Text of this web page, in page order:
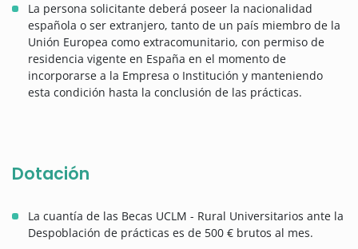
La persona solicitante deberá poseer la nacionalidad
española o ser extranjero, tanto de un país miembro de la
Unión Europea como extracomunitario, con permiso de
residencia vigente en España en el momento de
incorporarse a la Empresa o Institución y manteniendo
esta condición hasta la conclusión de las prácticas.
Dotación
La cuantía de las Becas UCLM - Rural Universitarios ante la
Despoblación de prácticas es de 500 € brutos al mes.